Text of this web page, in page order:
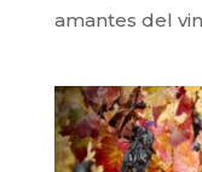
amantes del